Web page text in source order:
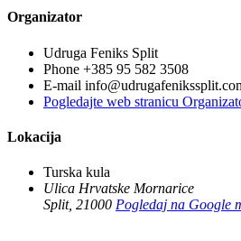
Organizator
Udruga Feniks Split
Phone +385 95 582 3508
E-mail
Pogledajte web stranicu
Lokacija
Turska kula
Ulica Hrvatske Mornarice
Split, 21000 Pogledaj na Google